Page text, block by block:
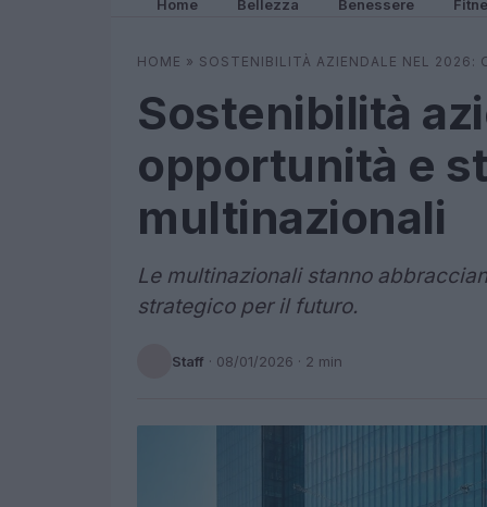
Home Bellezza Benessere
HOME » SOSTENIBILITÀ AZIENDALE NEL 2026:
Sostenibilità
opportunità e
multinazionali
Le multinazionali stanno
strategico per il futuro.
Staff · 08/01/2026 · 2 min